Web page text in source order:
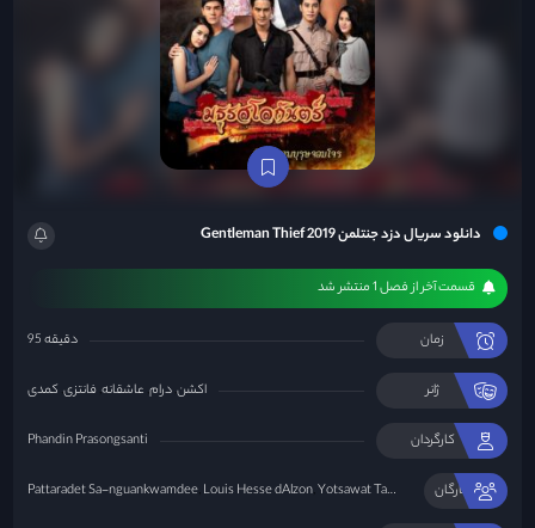
دانلود سریال دزد جنتلمن Gentleman Thief 2019
قسمت آخر از فصل 1 منتشر شد
زمان 95 دقیقه
ژانر اکشن درام عاشقانه فانتزی کمدی
کارگردان Phandin Prasongsanti
ستارگان Pattaradet Sa-nguankwamdee Louis Hesse dAlzon Yotsawat Tawapee Tisanart Sorsuk